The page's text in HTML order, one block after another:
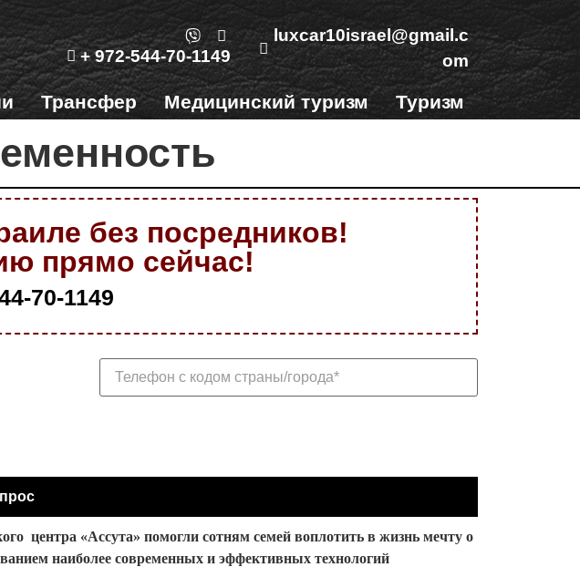
+ 972-544-70-1149
luxcar10israel@gmail.c
om
Трансфер Медицинский туризм
Туризм
без посредников!
прямо сейчас!
70-1149
центра «Ассута» помогли сотням семей воплотить в жизнь мечту о
наиболее современных и эффективных технологий